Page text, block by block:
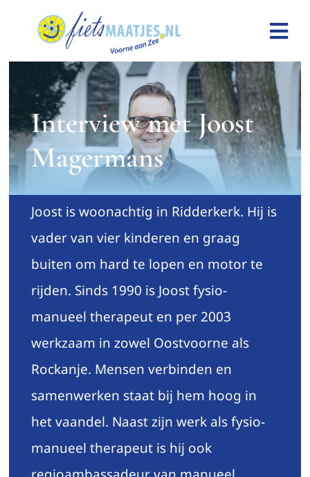
inhoud
Over ons
Contact
Steun ons
Sponsoren
Inloggen
Interview met Joost
Magermans
Joost is woonachtig in Ridderkerk. Hij is
vader van vier kinderen en graag
buiten om hard te lopen en motor te
rijden. Sinds 1990 is Joost fysio-
manueel therapeut en per 2003
werkzaam in zowel Oostvoorne als
Rockanje. Mensen verbinden en
samenwerken staat bij hem hoog in
het vaandel. Naast zijn werk als fysio-
manueel therapeut is hij ook